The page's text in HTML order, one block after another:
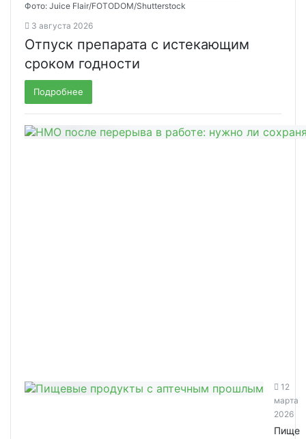
Фото: Juice Flair/FOTODOM/Shutterstoсk
3 августа 2026
Отпуск препарата с истекающим
сроком годности
Подробнее
12
марта
2026
Пище